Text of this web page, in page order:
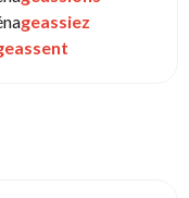
geassiez